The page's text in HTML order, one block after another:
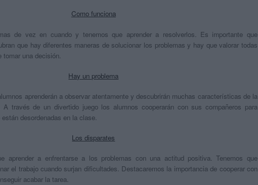
Como funciona
de vez en cuando y tenemos que aprender a resolverlos. Es importante que
que hay diferentes maneras de solucionar los problemas y hay que valorar todas
una decisión.
Hay un problema
aprenderán a observar atentamente y descubrirán muchas características de la
A través de un divertido juego los alumnos cooperarán con sus compañeros para
desordenadas en la clase.
Los disparates
aprender a enfrentarse a los problemas con una actitud positiva. Tenemos que
el trabajo cuando surjan dificultades. Destacaremos la importancia de cooperar con
acabar la tarea.